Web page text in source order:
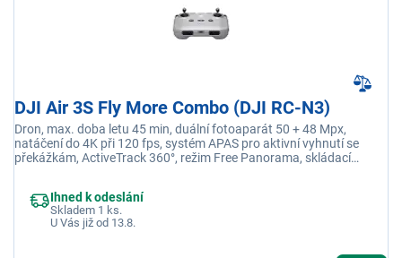
DJI Air 3S Fly More Combo (DJI RC-N3)
Dron, max. doba letu 45 min, duální fotoaparát 50 + 48 Mpx,
natáčení do 4K při 120 fps, systém APAS pro aktivní vyhnutí se
překážkám, ActiveTrack 360°, režim Free Panorama, skládací
Ihned k odeslání
Skladem 1 ks.
U Vás již od 13.8.